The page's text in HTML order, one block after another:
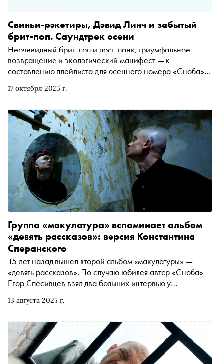
17 октября 2025 г.
Свиньи-рэкетиры, Дэвид Линч и забытый
брит-поп. Саундтрек осени
Неочевидный брит-поп и пост-панк, триумфальное
возвращение и экологический манифест — к
составлению плейлиста для осеннего номера «Сноба»
13 августа 2025 г.
Группа «макулатура» вспоминает альбом
«девять рассказов»: версия Константина
Сперанского
15 лет назад вышел второй альбом «макулатуры» —
«девять рассказов». По случаю юбилея автор «Сноба»
Егор Спесивцев взял два больших интервью у
Сперанского и Евгения Алехина